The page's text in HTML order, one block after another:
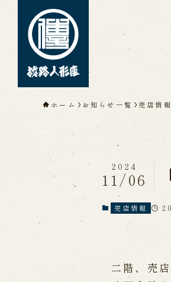
淡路人形
淡路人形浄瑠璃
公演情報
ホーム お知らせ一覧 売店情報
2024
11/06
売店情報
二階、売